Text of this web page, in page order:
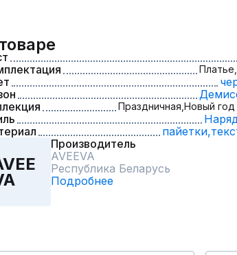
Платье,
Праздничная, Новый год
пайетки,
Производитель
AVEEVA
Республика Беларусь
Подробнее